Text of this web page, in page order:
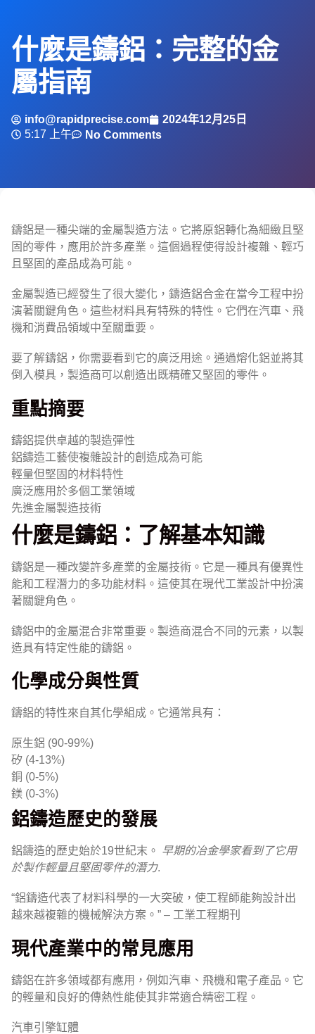
什麼是鑄鋁：完整的金
屬指南
info@rapidprecise.com
2024年12月25日
5:17 上午
No Comments
鑄鋁是一種尖端的金屬製造方法。它將原鋁轉化為細緻且堅
固的零件，應用於許多產業。這個過程使得設計複雜、輕巧
且堅固的產品成為可能。
金屬製造已經發生了很大變化，鑄造鋁合金在當今工程中扮
演著關鍵角色。這些材料具有特殊的特性。它們在汽車、飛
機和消費品領域中至關重要。
要了解鑄鋁，你需要看到它的廣泛用途。通過熔化鋁並將其
倒入模具，製造商可以創造出既精確又堅固的零件。
重點摘要
鑄鋁提供卓越的製造彈性
鋁鑄造工藝使複雜設計的創造成為可能
輕量但堅固的材料特性
廣泛應用於多個工業領域
先進金屬製造技術
什麼是鑄鋁：了解基本知識
鑄鋁是一種改變許多產業的金屬技術。它是一種具有優異性
能和工程潛力的多功能材料。這使其在現代工業設計中扮演
著關鍵角色。
鑄鋁中的金屬混合非常重要。製造商混合不同的元素，以製
造具有特定性能的鑄鋁。
化學成分與性質
鑄鋁的特性來自其化學組成。它通常具有：
原生鋁 (90-99%)
矽 (4-13%)
銅 (0-5%)
鎂 (0-3%)
鋁鑄造歷史的發展
鋁鑄造的歷史始於19世紀末。 早期的冶金學家看到了它用
於製作輕量且堅固零件的潛力.
“鋁鑄造代表了材料科學的一大突破，使工程師能夠設計出
越來越複雜的機械解決方案。” – 工業工程期刊
現代產業中的常見應用
鑄鋁在許多領域都有應用，例如汽車、飛機和電子產品。它
的輕量和良好的傳熱性能使其非常適合精密工程。
汽車引擎缸體